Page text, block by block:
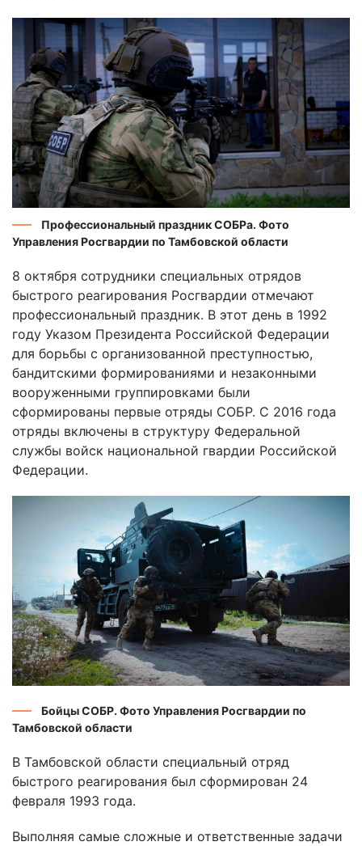
Профессиональный праздник СОБРа. Фото
Управления Росгвардии по Тамбовской области
8 октября сотрудники специальных отрядов
быстрого реагирования Росгвардии отмечают
профессиональный праздник. В этот день в 1992
году Указом Президента Российской Федерации
для борьбы с организованной преступностью,
бандитскими формированиями и незаконными
вооруженными группировками были
сформированы первые отряды СОБР. С 2016 года
отряды включены в структуру Федеральной
службы войск национальной гвардии Российской
Федерации.
Бойцы СОБР. Фото Управления Росгвардии по
Тамбовской области
В Тамбовской области специальный отряд
быстрого реагирования был сформирован 24
февраля 1993 года.
Выполняя самые сложные и ответственные задачи